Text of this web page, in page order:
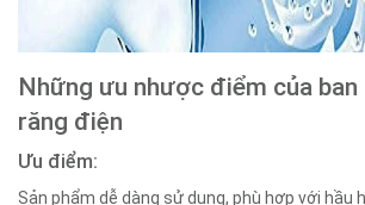
Những ưu nhược điểm của ban
răng điện
Ưu điểm:
Sản phẩm dễ dàng sử dụng, phù hợp với hầu